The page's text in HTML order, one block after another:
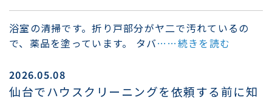
浴室の清掃です。折り戸部分がヤ二で汚れているの
で、薬品を塗っています。 タバ……続きを読む
2026.05.08
仙台でハウスクリーニングを依頼する前に知